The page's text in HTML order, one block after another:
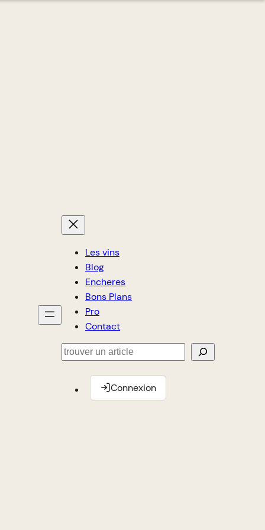
Les vins
Blog
Encheres
Bons Plans
Pro
Contact
Rechercher
Connexion